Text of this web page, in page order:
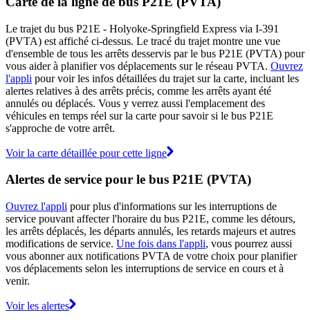
Le trajet du bus P21E - Holyoke-Springfield Express via I-391
(PVTA) est affiché ci-dessus. Le tracé du trajet montre une vue
d'ensemble de tous les arrêts desservis par le bus P21E (PVTA) pour
vous aider à planifier vos déplacements sur le réseau PVTA. Ouvrez
l'appli pour voir les infos détaillées du trajet sur la carte, incluant les
alertes relatives à des arrêts précis, comme les arrêts ayant été
annulés ou déplacés. Vous y verrez aussi l'emplacement des
véhicules en temps réel sur la carte pour savoir si le bus P21E
s'approche de votre arrêt.
Voir la carte détaillée pour cette ligne
Alertes de service pour le bus P21E (PVTA)
Ouvrez l'appli pour plus d'informations sur les interruptions de
service pouvant affecter l'horaire du bus P21E, comme les détours,
les arrêts déplacés, les départs annulés, les retards majeurs et autres
modifications de service. Une fois dans l'appli, vous pourrez aussi
vous abonner aux notifications PVTA de votre choix pour planifier
vos déplacements selon les interruptions de service en cours et à
venir.
Voir les alertes